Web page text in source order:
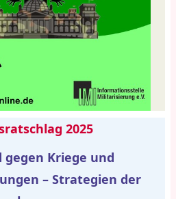
2025
gegen Kriege und
– Strategien der